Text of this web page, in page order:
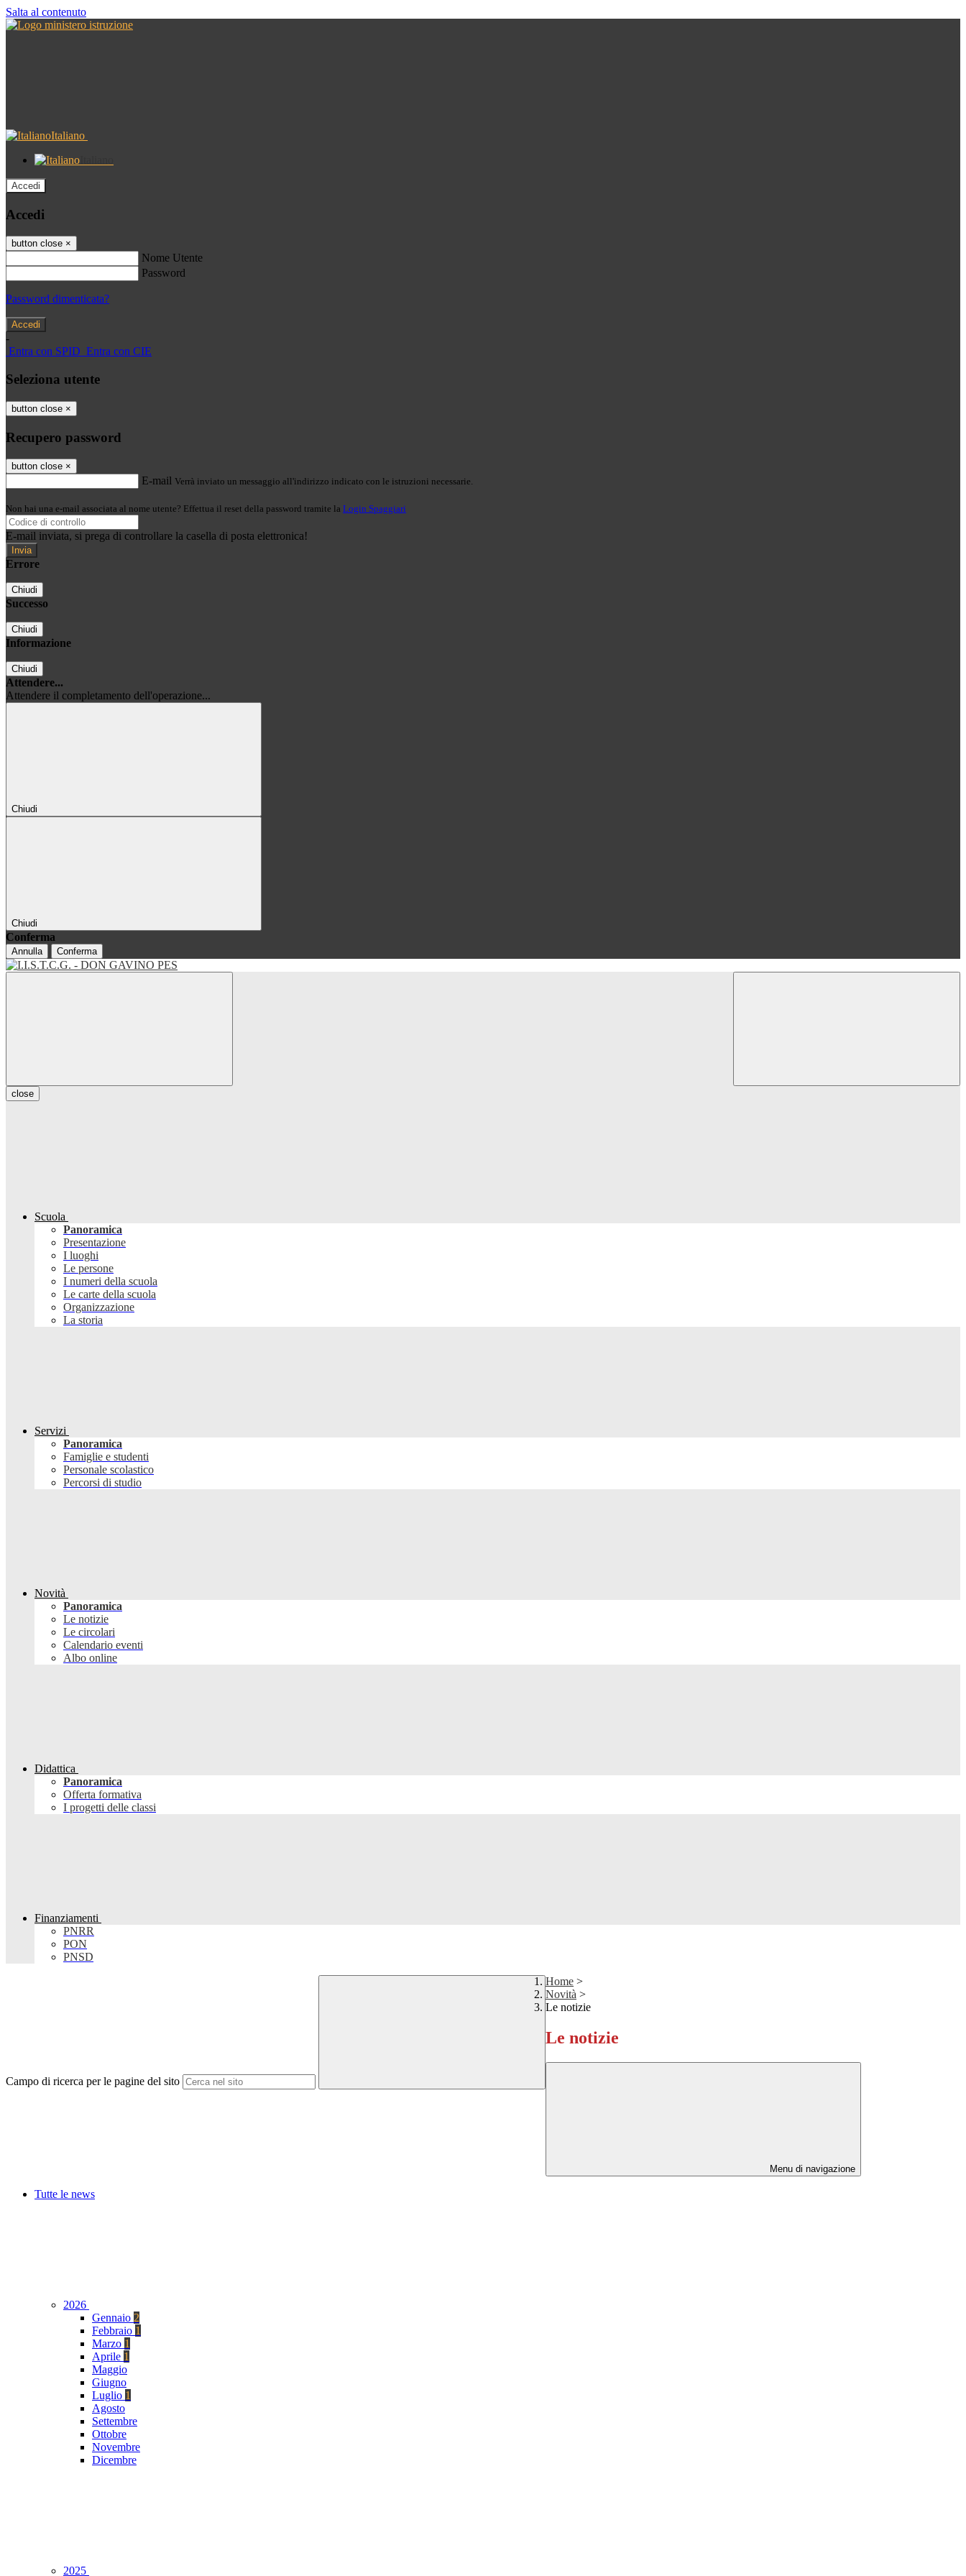
Salta al contenuto
Italiano
Accedi
Accedi
button close ×
Nome Utente
Password
Password dimenticata?
-
Entra con SPID Entra con CIE
Seleziona utente
button close ×
Recupero password
button close ×
E-mail Verrà inviato un messaggio all'indirizzo indicato con le istruzioni necessarie.
Non hai una e-mail associata al nome utente? Effettua il reset della password tramite la Login Spaggiari
E-mail inviata, si prega di controllare la casella di posta elettronica!
Errore
Chiudi
Successo
Chiudi
Informazione
Chiudi
Attendere...
Attendere il completamento dell'operazione...
Chiudi
Chiudi
Conferma
Annulla Conferma
close
Scuola
Panoramica
Presentazione
I luoghi
Le persone
I numeri della scuola
Le carte della scuola
Organizzazione
La storia
Servizi
Panoramica
Famiglie e studenti
Personale scolastico
Percorsi di studio
Novità
Panoramica
Le notizie
Le circolari
Calendario eventi
Albo online
Didattica
Panoramica
Offerta formativa
I progetti delle classi
Finanziamenti
PNRR
PON
PNSD
Campo di ricerca per le pagine del sito
Home >
Novità >
Le notizie
Le notizie
Menu di navigazione
Tutte le news
2026
Gennaio 2
Febbraio 1
Marzo 1
Aprile 1
Maggio
Giugno
Luglio 1
Agosto
Settembre
Ottobre
Novembre
Dicembre
2025